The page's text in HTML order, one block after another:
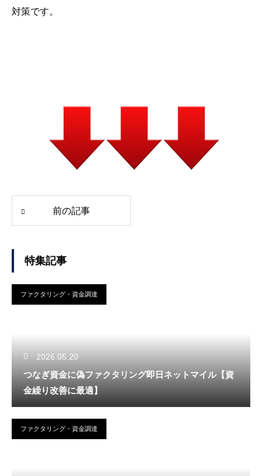
対策です。
前の記事
特集記事
ファクタリング・資金調達
2026.05.20
つなぎ資金に偽ファクタリング即日ネットマイル【資
金繰り改善に最適】
ファクタリング・資金調達